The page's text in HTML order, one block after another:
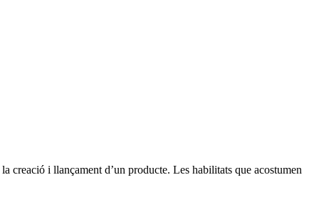
creació i llançament d’un producte. Les habilitats que acostumen